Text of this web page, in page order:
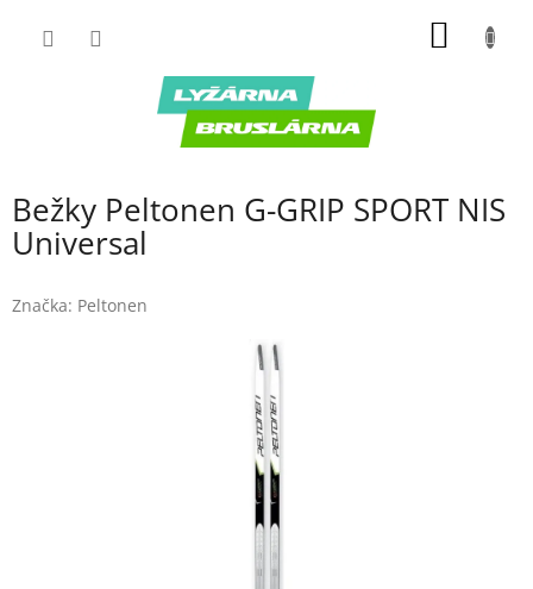
Bežky Peltonen G-GRIP SPORT NIS
Universal
Značka: Peltonen